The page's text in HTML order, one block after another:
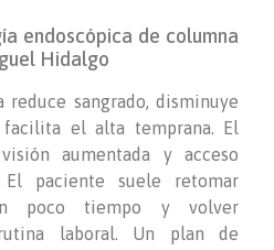
endoscópica de columna
Hidalgo
reduce sangrado, disminuye
el alta temprana. El
aumentada y acceso
paciente suele retomar
poco tiempo y volver
laboral. Un plan de